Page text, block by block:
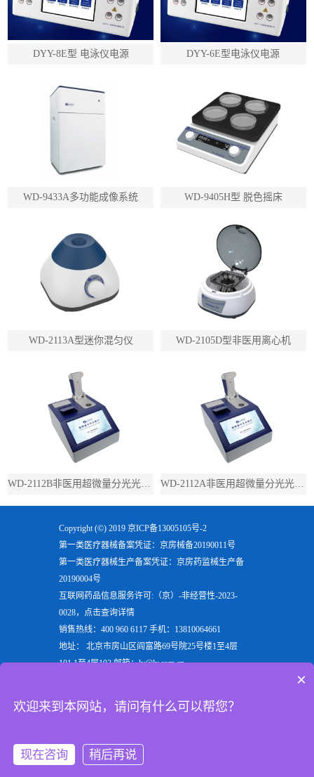
DYY-8E型 电泳仪电源 DYY-6E型电泳仪电源
WD-9433A多功能成像系统 WD-9405H型 脱色摇床
WD-2113A型迷你混匀仪 WD-2105D型非医用离心机
WD-2112B非医用超微量分光光度计（带荧光） WD-2112A非医用超微量分光光度计（不带荧光）
Copyright (©) 2019 京ICP备13005105号-2
第一类医疗器械备案凭证：京房械备20190011号
第一类医疗器械生产备案凭证：京房药监械生产备
20190004号
互联网药品信息服务许可:（京）-非经营性-2023-
0028，点击查询详情
销售热线：400 960 6117 手机：13810064661
地址： 北京市房山区阎富路69号院25号楼1至4层
101,1至4层102 邮箱：ly@ly.com.cn
仪
等实验室用检验分析产品，是电泳槽装置行业的重
×
欢迎来到本网站，请问有什么可以帮您？
现在咨询 稍后再说